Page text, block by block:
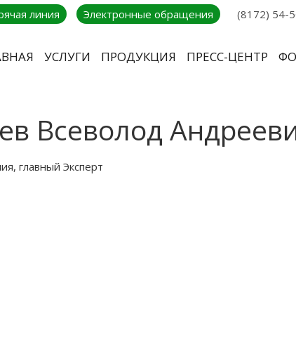
линия Электронные обращения (8172) 54-
УСЛУГИ ПРОДУКЦИЯ ПРЕСС-ЦЕНТР
Всеволод
главный Эксперт